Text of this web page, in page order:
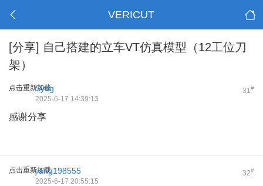
VERICUT
[分享] 自己搭建的立车VT仿真模型（12工位刀
架）
点击重新加载 31#
Sydg
2025-6-17 14:39:13
感谢分享
点击重新加载 32#
jiang198555
2025-6-17 20:55:15